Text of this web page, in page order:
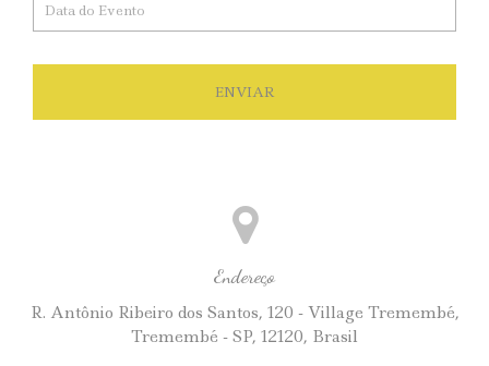
ENVIAR
Endereço
R. Antônio Ribeiro dos Santos, 120 - Village Tremembé,
Tremembé - SP, 12120, Brasil